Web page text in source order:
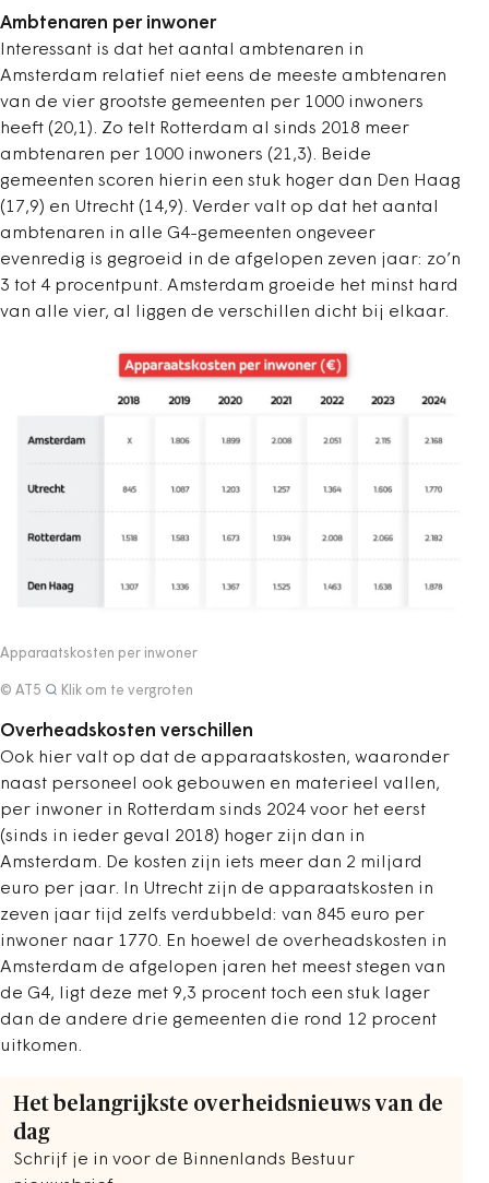
Ambtenaren per inwoner
Interessant is dat het aantal ambtenaren in
Amsterdam relatief niet eens de meeste ambtenaren
van de vier grootste gemeenten per 1000 inwoners
heeft (20,1). Zo telt Rotterdam al sinds 2018 meer
ambtenaren per 1000 inwoners (21,3). Beide
gemeenten scoren hierin een stuk hoger dan Den Haag
(17,9) en Utrecht (14,9). Verder valt op dat het aantal
ambtenaren in alle G4-gemeenten ongeveer
evenredig is gegroeid in de afgelopen zeven jaar: zo’n
3 tot 4 procentpunt. Amsterdam groeide het minst hard
van alle vier, al liggen de verschillen dicht bij elkaar.
Apparaatskosten per inwoner
© AT5 Klik om te vergroten
Overheadskosten verschillen
Ook hier valt op dat de apparaatskosten, waaronder
naast personeel ook gebouwen en materieel vallen,
per inwoner in Rotterdam sinds 2024 voor het eerst
(sinds in ieder geval 2018) hoger zijn dan in
Amsterdam. De kosten zijn iets meer dan 2 miljard
euro per jaar. In Utrecht zijn de apparaatskosten in
zeven jaar tijd zelfs verdubbeld: van 845 euro per
inwoner naar 1770. En hoewel de overheadskosten in
Amsterdam de afgelopen jaren het meest stegen van
de G4, ligt deze met 9,3 procent toch een stuk lager
dan de andere drie gemeenten die rond 12 procent
uitkomen.
Het belangrijkste overheidsnieuws van de
dag
Schrijf je in voor de Binnenlands Bestuur